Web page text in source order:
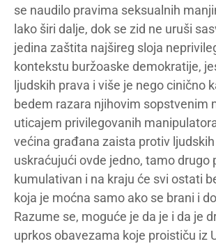
se naudilo pravima seksualnih
lako širi dalje, dok se zid ne uruši
jedina zaštita najšireg sloja
kontekstu buržoaske demokratije,
ljudskih prava i više je nego cinično
bedem razara njihovim sopstvenim
uticajem privilegovanih
većina građana zaista protiv
uskraćujući ovde jedno, tamo drugo
kumulativan i na kraju će svi ostati
koja je moćna samo ako se brani i
Razume se, moguće je da je i da je
uprkos obavezama koje proističu iz